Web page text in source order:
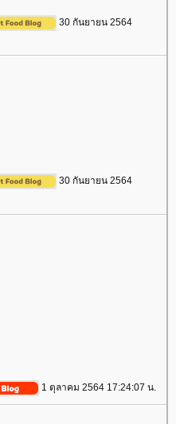
30 กันยายน 2564
30 กันยายน 2564
1 ตุลาคม 2564 17:24:07 น.